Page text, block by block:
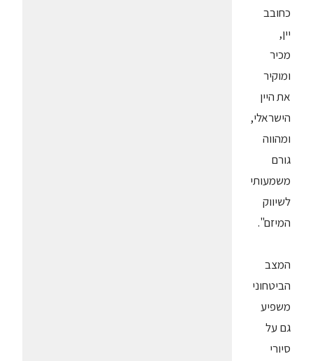
כחובב
יין,
מכיר
ומוקיר
את היין
הישראלי,
ומהווה
גורם
משמעותי
לשיווק
המיזם".
המצב
הביטחוני
משפיע
גם על
סיורי